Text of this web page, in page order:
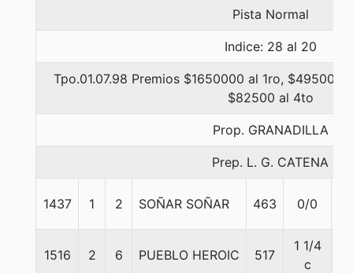
Pista Normal
Indice: 28 al 20
Tpo.01.07.98 Premios $1650000 al 1ro, $495000
$82500 al 4to
Prop. GRANADILLA
Prep. L. G. CATENA
1437 1 2 SOÑAR SOÑAR 463 0/0
1516 2 6 PUEBLO HEROIC 517
1 1/4
c